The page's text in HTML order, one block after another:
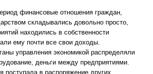
финансовые отношения граждан,
складывались довольно просто,
находились в собственности
ему почти все свои доходы.
управления экономикой распределяли
деньги между предприятиями.
поступала в распоряжение других